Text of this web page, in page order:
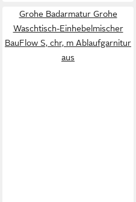
Grohe Badarmatur Grohe
Waschtisch-Einhebelmischer
BauFlow S, chr, m Ablaufgarnitur
aus